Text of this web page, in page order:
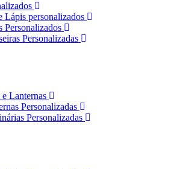
Lápis personalizados
Personalizados
Personalizadas
Lanternas
Personalizadas
Personalizadas